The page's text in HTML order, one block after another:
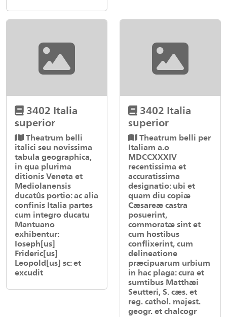
3402 Italia
superior
Theatrum belli
italici seu novissima
tabula geographica,
in qua plurima
ditionis Veneta et
Mediolanensis
ducatûs portio: ac alia
confinis Italia partes
cum integro ducatu
Mantuano
exhibentur:
Ioseph[us]
Frideric[us]
Leopold[us] sc: et
excudit
3402 Italia
superior
Theatrum belli per
Italiam a.o
MDCCXXXIV
recentissima et
accuratissima
designatio: ubi et
quam diu copiæ
Cæsareæ castra
posuerint,
commoratæ sint et
cum hostibus
conflixerint, cum
delineatione
præcipuarum urbium
in hac plaga: cura et
sumtibus Matthæi
Seutteri, S. cæs. et
reg. cathol. majest.
geogr. et chalcogr